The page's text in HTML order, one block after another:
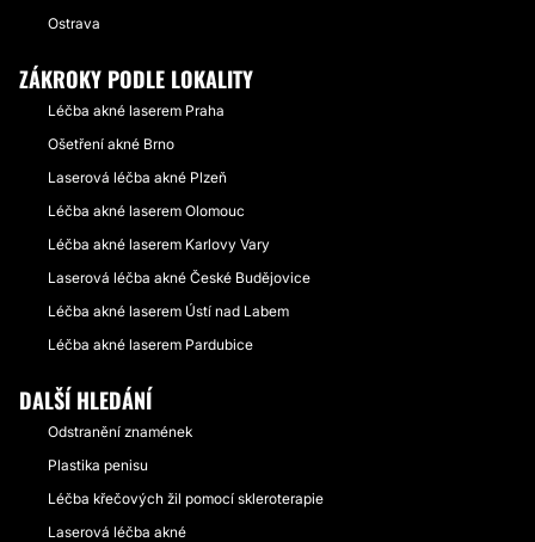
Ostrava
ZÁKROKY PODLE LOKALITY
Léčba akné laserem Praha
Ošetření akné Brno
Laserová léčba akné Plzeň
Léčba akné laserem Olomouc
Léčba akné laserem Karlovy Vary
Laserová léčba akné České Budějovice
Léčba akné laserem Ústí nad Labem
Léčba akné laserem Pardubice
DALŠÍ HLEDÁNÍ
Odstranění znamének
Plastika penisu
Léčba křečových žil pomocí skleroterapie
Laserová léčba akné